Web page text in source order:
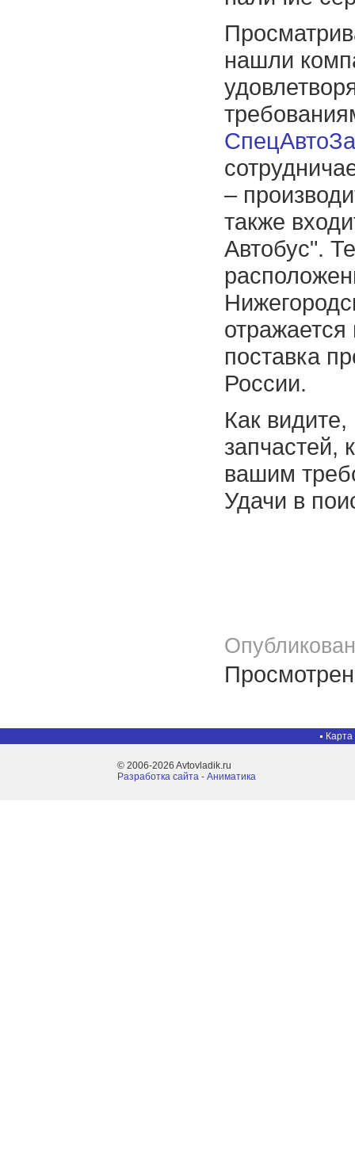
нашли
–
также
Автобус".
отражается
поставка
России.
Как
запчастей,
вашим
Удачи в
Карта
© 2006-2026 Avtovladik.ru
Разработка сайта - Aниматика